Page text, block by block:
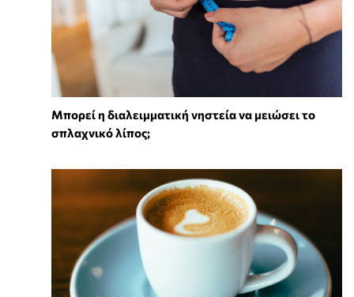
Μπορεί η διαλειμματική νηστεία να μειώσει το
σπλαχνικό λίπος;